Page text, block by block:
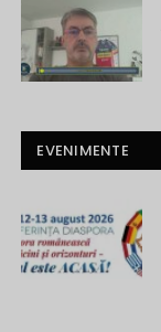
EVENIMENTE